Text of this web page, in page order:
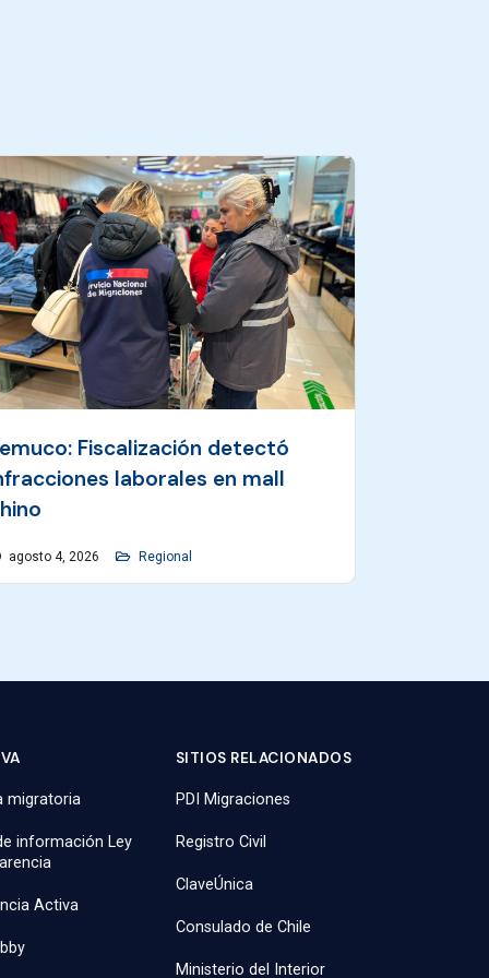
Fiscalización detectó
laborales en mall
agosto 4, 2026 Regional
migratoria
información Ley
Activa
SITIOS RELACIONADOS
PDI Migraciones
Registro Civil
ClaveÚnica
Consulado de Chile
Ministerio del Interior